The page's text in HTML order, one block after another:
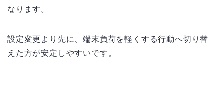
なります。
設定変更より先に、端末負荷を軽くする行動へ切り替
えた方が安定しやすいです。